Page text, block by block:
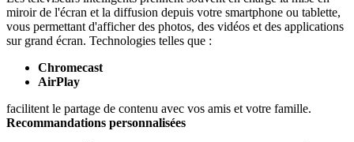
miroir de l'écran et la diffusion depuis votre smartphone ou tablette,
vous permettant d'afficher des photos, des vidéos et des applications
sur grand écran. Technologies telles que :
Chromecast
AirPlay
facilitent le partage de contenu avec vos amis et votre famille.
Recommandations personnalisées